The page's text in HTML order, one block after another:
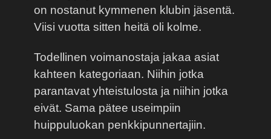
on nostanut kymmenen klubin jäsentä.
Viisi vuotta sitten heitä oli kolme.
Todellinen voimanostaja jakaa asiat
kahteen kategoriaan. Niihin jotka
parantavat yhteistulosta ja niihin jotka
eivät. Sama pätee useimpiin
huippuluokan penkkipunnertajiin.